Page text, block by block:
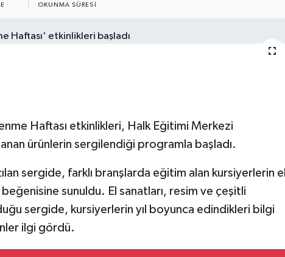
OKUNMA SÜRESI
Haftası etkinlikleri, Halk Eğitimi Merkezi
ürünlerin sergilendiği programla başladı.
sergide, farklı branşlarda eğitim alan kursiyerlerin el
sunuldu. El sanatları, resim ve çeşitli
sergide, kursiyerlerin yıl boyunca edindikleri bilgi
ilgi gördü.